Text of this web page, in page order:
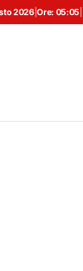
2026|Ore: 05:05